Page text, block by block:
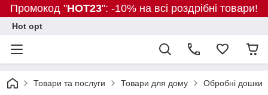
Промокод "HOT23": -10% на всі роздрібні товари!
Hot opt
Товари та послуги Товари для дому Обробні дошки